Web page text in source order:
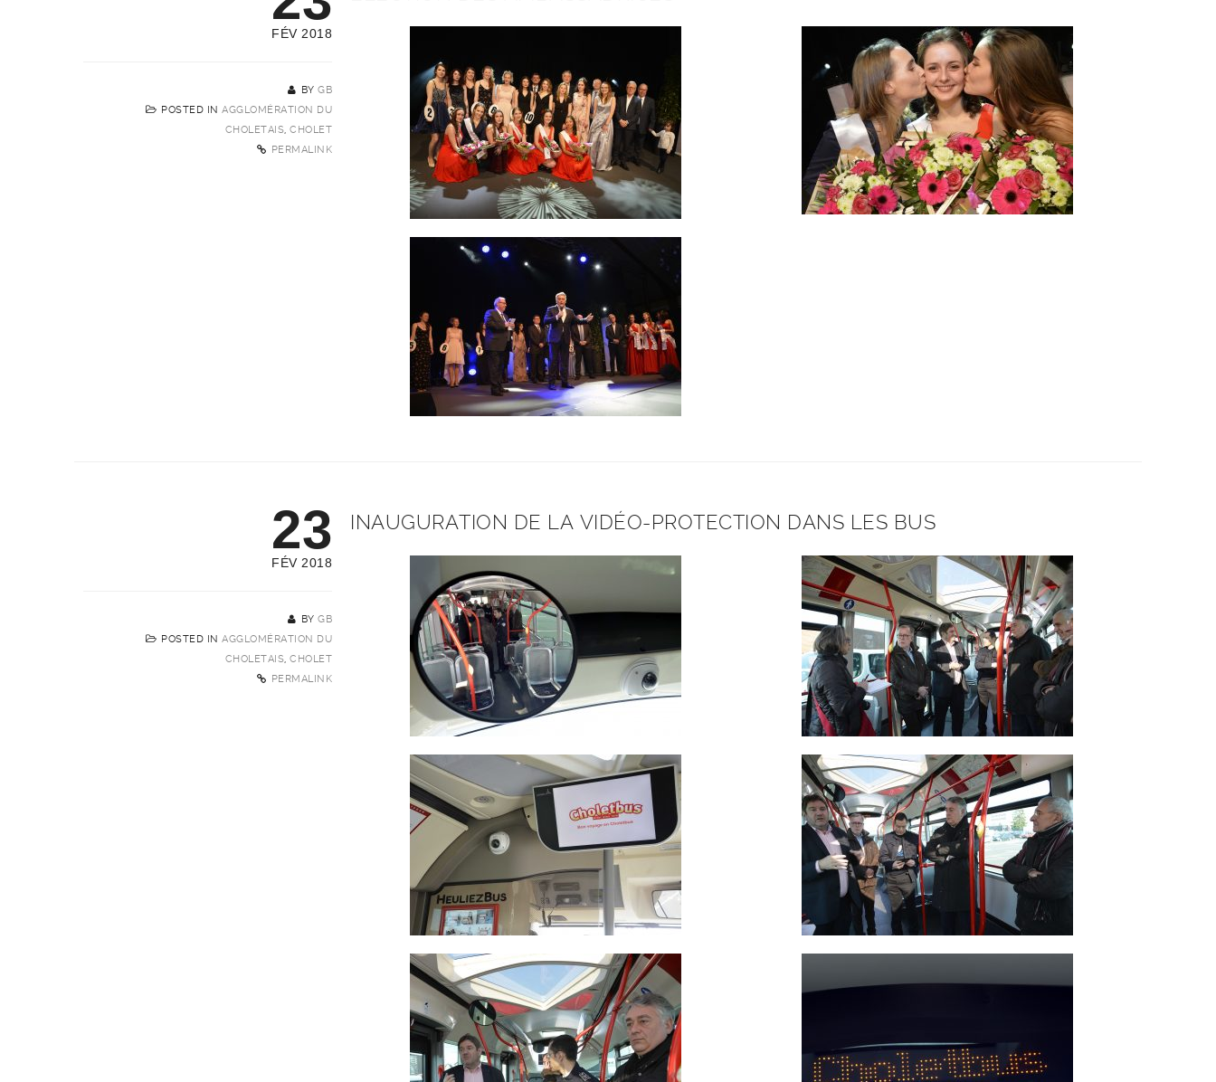
FÉV 2018
BY GB
POSTED IN AGGLOMÉRATION DU
CHOLETAIS, CHOLET
PERMALINK
23
FÉV 2018
BY GB
POSTED IN AGGLOMÉRATION DU
CHOLETAIS, CHOLET
PERMALINK
INAUGURATION DE LA VIDÉO-PROTECTION DANS LES BUS